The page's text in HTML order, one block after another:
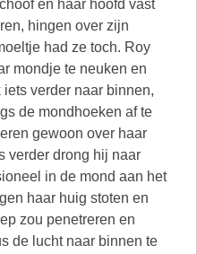
en haar hoofd vast
hingen over zijn
had ze toch. Roy
mondje te neuken en
verder naar binnen,
de mondhoeken af te
gewoon over haar
verder drong hij naar
in de mond aan het
haar huig stoten en
zou penetreren en
de lucht naar binnen te